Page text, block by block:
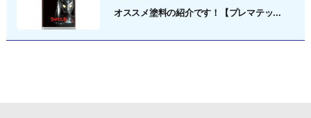
オススメ塗料の紹介です！【プレマテッ...